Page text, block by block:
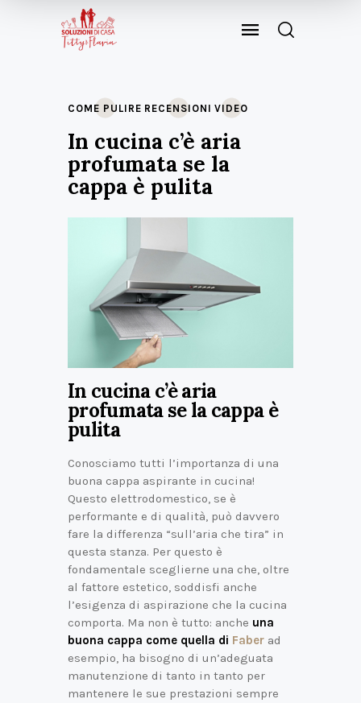
COME PULIRE RECENSIONI VIDEO
In cucina c’è aria
profumata se la
cappa è pulita
In cucina c’è aria
profumata se la cappa è
pulita
Conosciamo tutti l’importanza di una
buona cappa aspirante in cucina!
Questo elettrodomestico, se è
performante e di qualità, può davvero
fare la differenza “sull’aria che tira” in
questa stanza. Per questo è
fondamentale sceglierne una che, oltre
al fattore estetico, soddisfi anche
l’esigenza di aspirazione che la cucina
comporta. Ma non è tutto: anche una
buona cappa come quella di Faber ad
esempio, ha bisogno di un’adeguata
manutenzione di tanto in tanto per
mantenere le sue prestazioni sempre